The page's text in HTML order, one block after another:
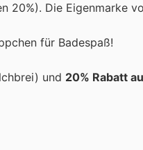
20%). Die Eigenmarke
für Badespaß!
und 20% Rabatt